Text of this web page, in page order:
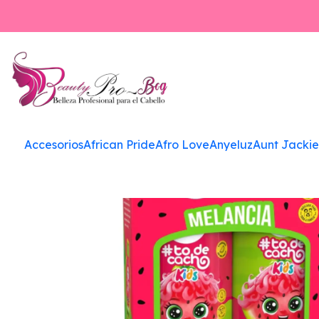
AccesoriosAfrican PrideAfro LoveAnyeluzAunt